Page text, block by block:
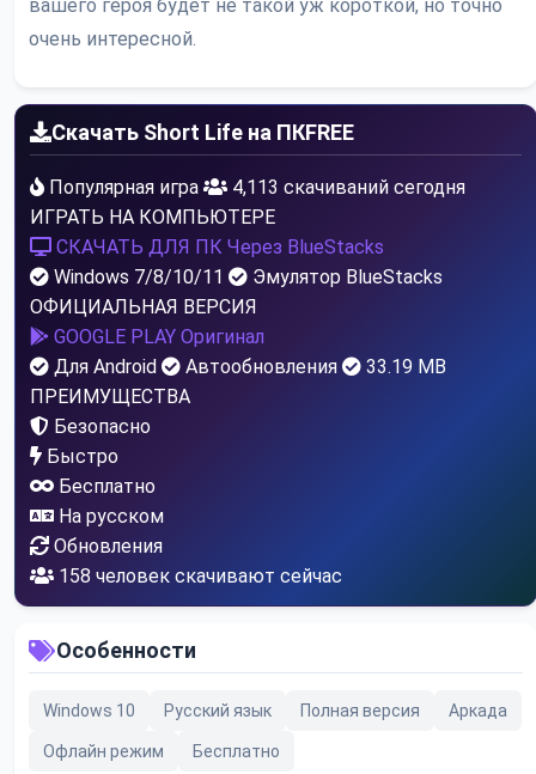
вашего героя будет не такой уж короткой, но точно
очень интересной.
Скачать Short Life на ПКFREE
Популярная игра
4,113 скачиваний сегодня
ИГРАТЬ НА КОМПЬЮТЕРЕ
СКАЧАТЬ ДЛЯ ПК Через BlueStacks
Windows 7/8/10/11
Эмулятор BlueStacks
ОФИЦИАЛЬНАЯ ВЕРСИЯ
GOOGLE PLAY Оригинал
Для Android
Автообновления
33.19 MB
ПРЕИМУЩЕСТВА
Безопасно
Быстро
Бесплатно
На русском
Обновления
157 человек скачивают сейчас
Особенности
Windows 10 Русский язык Полная версия Аркада
Офлайн режим Бесплатно